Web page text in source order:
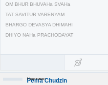
OM BHUR BHUVAHa SVAHa
TAT SAVITUR VARENYAM
BHARGO DEVASYA DHIMAHI
DHIYO NAHa PRACHODAYAT
Pema Chudzin
Неактивен